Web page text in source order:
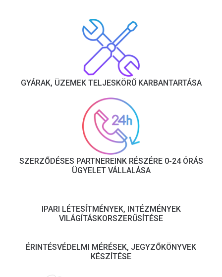
GYÁRAK, ÜZEMEK TELJESKÖRŰ KARBANTARTÁSA
SZERZŐDÉSES PARTNEREINK RÉSZÉRE 0-24 ÓRÁS
ÜGYELET VÁLLALÁSA
IPARI LÉTESÍTMÉNYEK, INTÉZMÉNYEK
VILÁGÍTÁSKORSZERŰSÍTÉSE
ÉRINTÉSVÉDELMI MÉRÉSEK, JEGYZŐKÖNYVEK
KÉSZÍTÉSE